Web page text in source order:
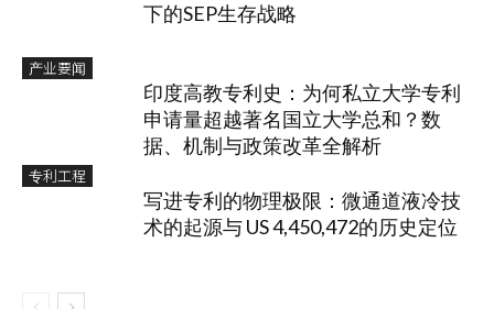
下的SEP生存战略
产业要闻
印度高教专利史：为何私立大学专利
申请量超越著名国立大学总和？数
据、机制与政策改革全解析
专利工程
写进专利的物理极限：微通道液冷技
术的起源与 US 4,450,472的历史定位